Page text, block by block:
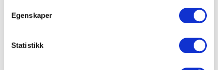
Egenskaper
Statistikk
Ole André
populær formidler, forfatter
Paul Håvard Østby
kombinerer humor og innsikt